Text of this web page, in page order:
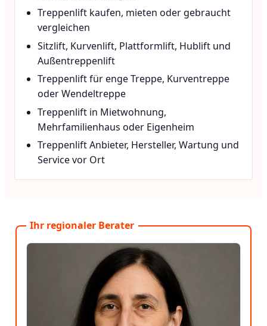
Treppenlift kaufen, mieten oder gebraucht
vergleichen
Sitzlift, Kurvenlift, Plattformlift, Hublift und
Außentreppenlift
Treppenlift für enge Treppe, Kurventreppe
oder Wendeltreppe
Treppenlift in Mietwohnung,
Mehrfamilienhaus oder Eigenheim
Treppenlift Anbieter, Hersteller, Wartung und
Service vor Ort
Ihr regionaler Berater